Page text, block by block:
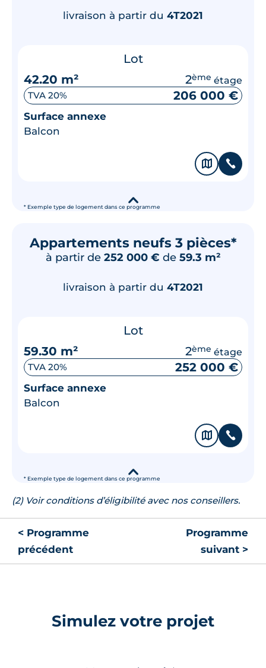
* Exemple type de logement dans ce programme
livraison à partir du 4T2021
Lot
42.20 m²
2ème étage
TVA 20% 206 000 €
Surface annexe
Balcon
🗞 📞
▾
Appartements neufs 3 pièces*
à partir de 252 000 € de 59.3 m²
* Exemple type de logement dans ce programme
livraison à partir du 4T2021
Lot
59.30 m²
2ème étage
TVA 20% 252 000 €
Surface annexe
Balcon
🗞 📞
▾
(2) Voir conditions d’éligibilité avec nos conseillers.
< Programme
précédent
Programme
suivant >
Simulez votre projet